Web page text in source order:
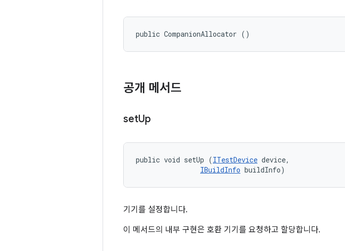
public CompanionAllocator ()
공개 메서드
setUp
public void setUp (ITestDevice device,
IBuildInfo buildInfo)
기기를 설정합니다.
이 메서드의 내부 구현은 호환 기기를 요청하고 할당합니다.